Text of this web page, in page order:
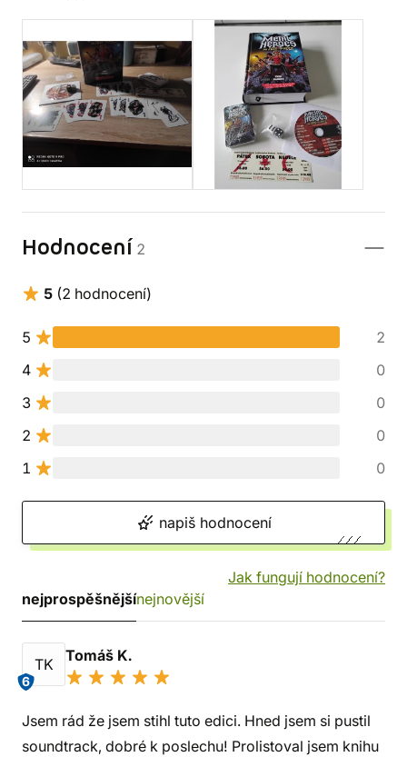
Hodnocení 2
5 (2 hodnocení)
5
2
4
0
3
0
2
0
1
0
napiš hodnocení
Jak fungují hodnocení?
nejprospěšnějšínejnovější
TK
6
Tomáš K.
Jsem rád že jsem stihl tuto edici. Hned jsem si pustil
soundtrack, dobré k poslechu! Prolistoval jsem knihu